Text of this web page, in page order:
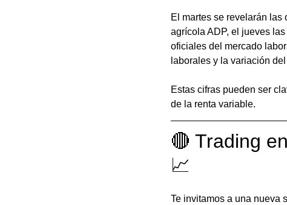
El martes se revelarán
agrícola ADP, el jueves
oficiales del mercado
laborales y la variación
Estas cifras pueden ser
de la renta variable.
🔴 Trading
📈
Te invitamos a una nueva